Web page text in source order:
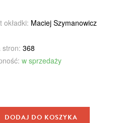
okładki: Maciej Szymanowicz
stron: 368
w sprzedaży
DODAJ DO KOSZYKA